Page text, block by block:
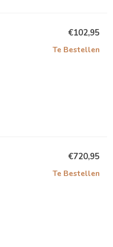
€102,95
Te Bestellen
€720,95
Te Bestellen